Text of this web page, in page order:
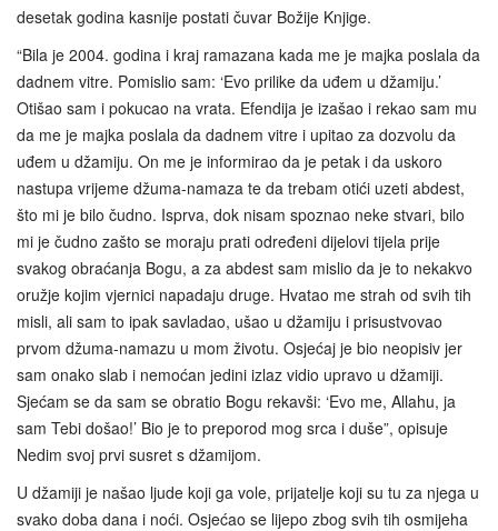
desetak godina kasnije postati čuvar Božije Knjige.
“Bila je 2004. godina i kraj ramazana kada me je majka poslala da
dadnem vitre. Pomislio sam: ‘Evo prilike da uđem u džamiju.’
Otišao sam i pokucao na vrata. Efendija je izašao i rekao sam mu
da me je majka poslala da dadnem vitre i upitao za dozvolu da
uđem u džamiju. On me je informirao da je petak i da uskoro
nastupa vrijeme džuma-namaza te da trebam otići uzeti abdest,
što mi je bilo čudno. Isprva, dok nisam spoznao neke stvari, bilo
mi je čudno zašto se moraju prati određeni dijelovi tijela prije
svakog obraćanja Bogu, a za abdest sam mislio da je to nekakvo
oružje kojim vjernici napadaju druge. Hvatao me strah od svih tih
misli, ali sam to ipak savladao, ušao u džamiju i prisustvovao
prvom džuma-namazu u mom životu. Osjećaj je bio neopisiv jer
sam onako slab i nemoćan jedini izlaz vidio upravo u džamiji.
Sjećam se da sam se obratio Bogu rekavši: ‘Evo me, Allahu, ja
sam Tebi došao!’ Bio je to preporod mog srca i duše”, opisuje
Nedim svoj prvi susret s džamijom.
U džamiji je našao ljude koji ga vole, prijatelje koji su tu za njega u
svako doba dana i noći. Osjećao se lijepo zbog svih tih osmijeha